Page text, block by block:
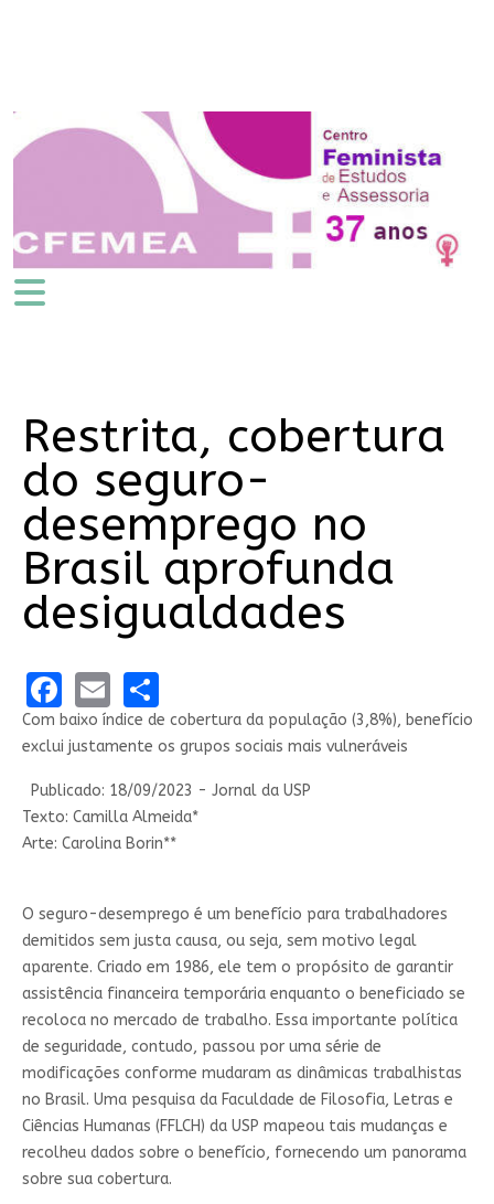
Restrita, cobertura
do seguro-
desemprego no
Brasil aprofunda
desigualdades
Facebook
EmailShare
Com baixo índice de cobertura da população (3,8%), benefício
exclui justamente os grupos sociais mais vulneráveis
Publicado: 18/09/2023 - Jornal da USP
Texto: Camilla Almeida*
Arte: Carolina Borin**
O seguro-desemprego é um benefício para trabalhadores
demitidos sem justa causa, ou seja, sem motivo legal
aparente. Criado em 1986, ele tem o propósito de garantir
assistência financeira temporária enquanto o beneficiado se
recoloca no mercado de trabalho. Essa importante política
de seguridade, contudo, passou por uma série de
modificações conforme mudaram as dinâmicas trabalhistas
no Brasil. Uma pesquisa da Faculdade de Filosofia, Letras e
Ciências Humanas (FFLCH) da USP mapeou tais mudanças e
recolheu dados sobre o benefício, fornecendo um panorama
sobre sua cobertura.